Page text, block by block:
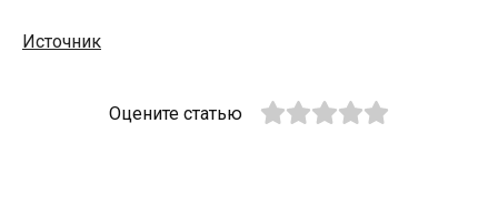
Источник
Оцените статью